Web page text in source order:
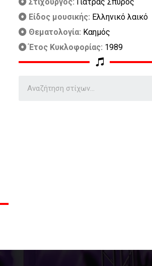
Είδος μουσικής: Ελληνικό λαικό
Θεματολογία: Καημός
Έτος Κυκλοφορίας: 1989